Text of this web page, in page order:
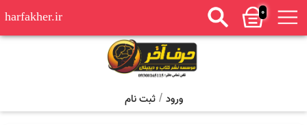
0
harfakher.ir
ورود / ثبت نام